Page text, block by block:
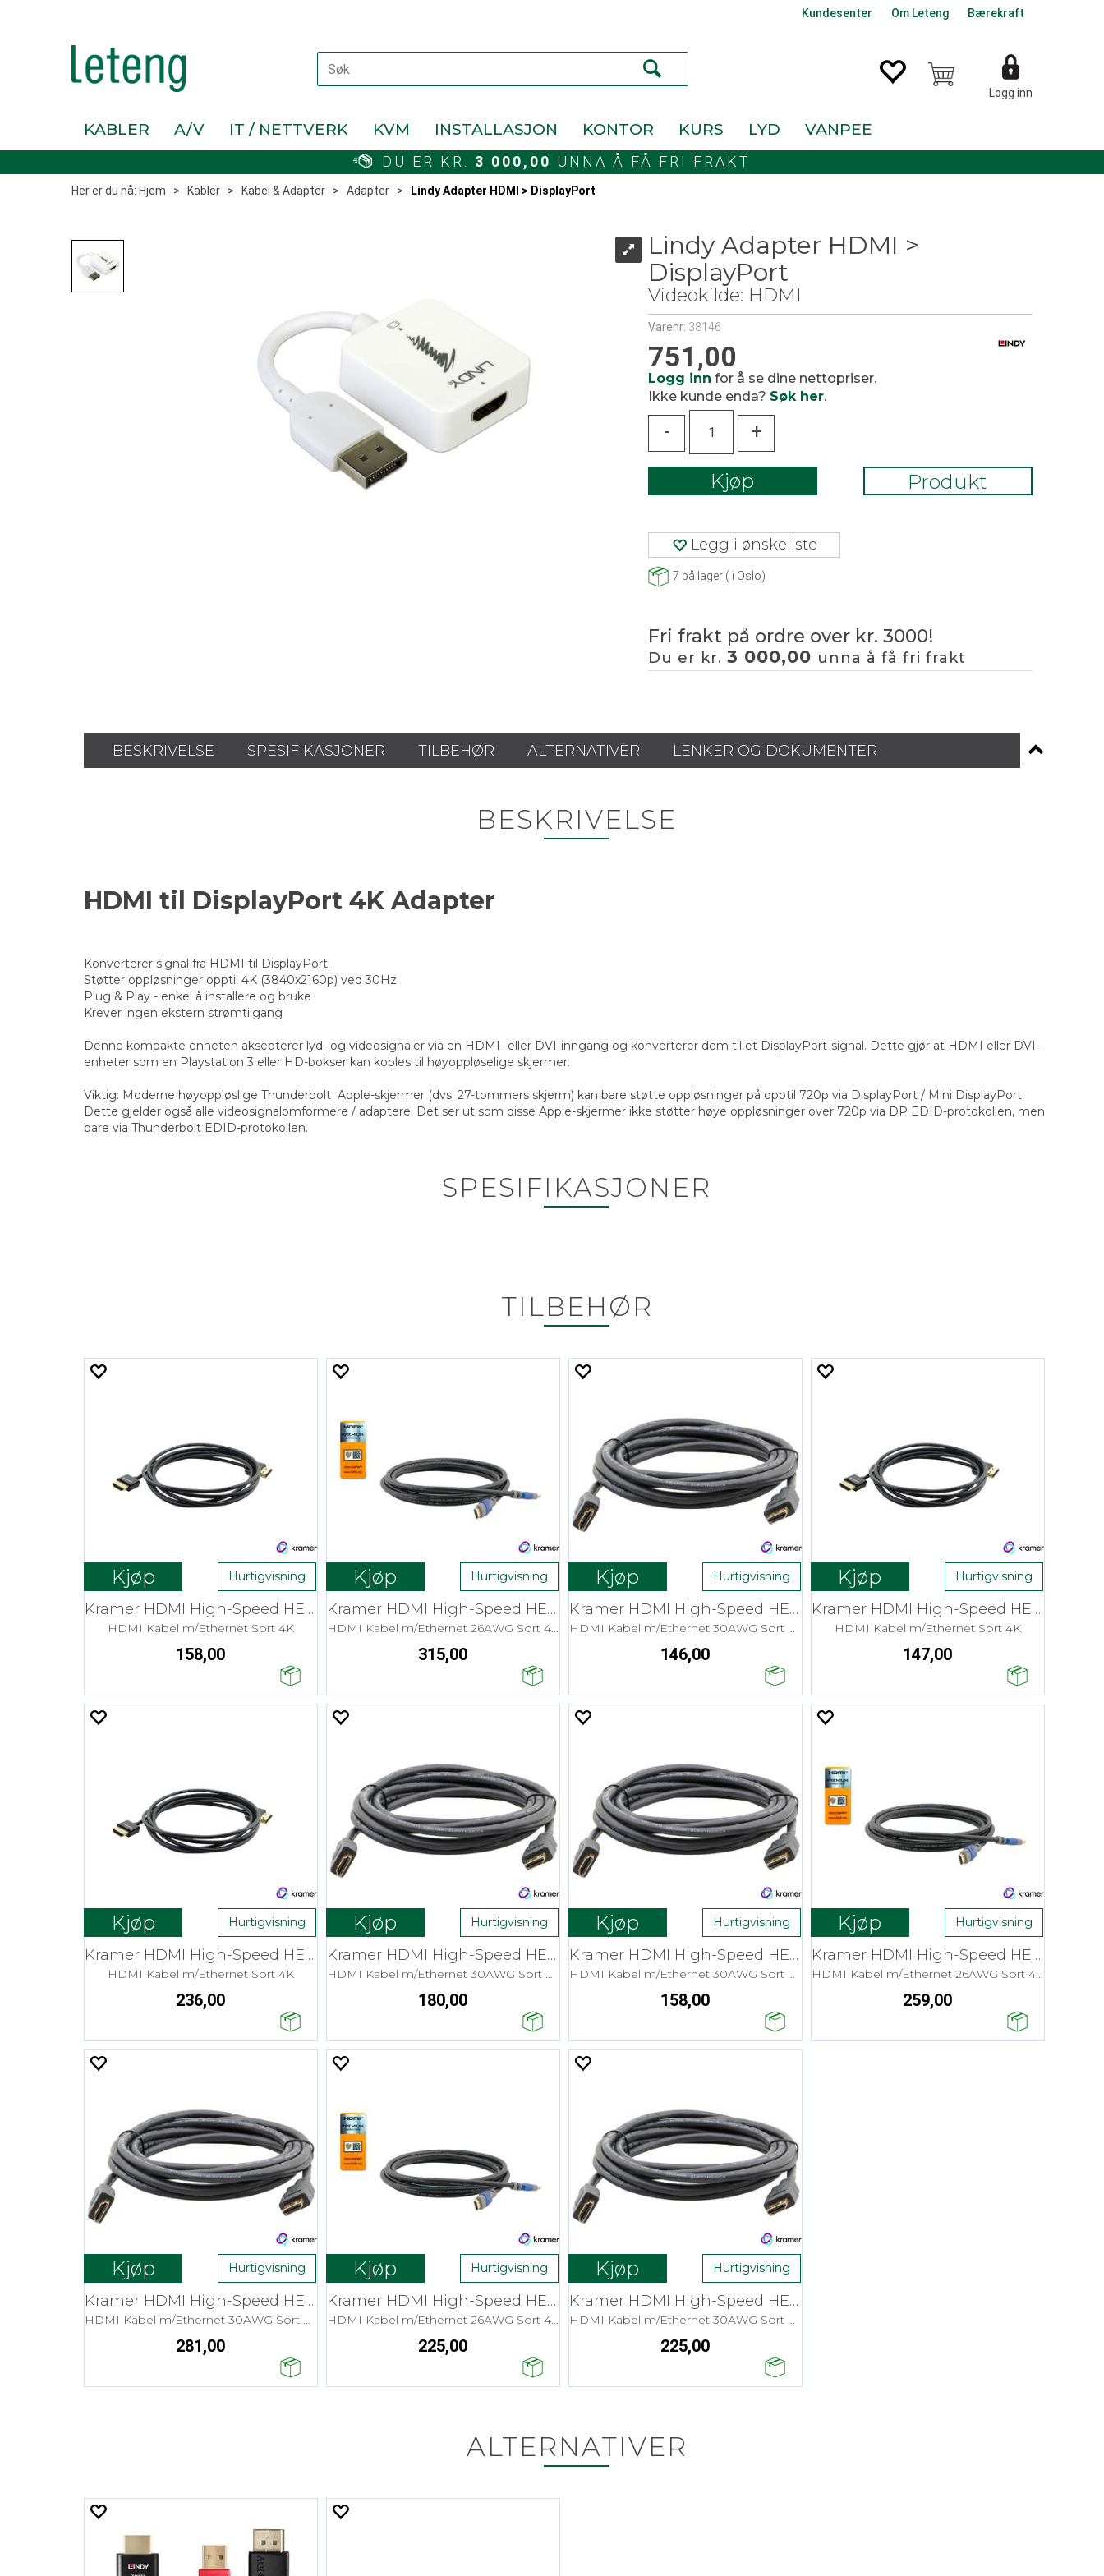
Kundesenter Om Leteng Bærekraft
Logg inn
KABLER A/V IT / NETTVERK KVM INSTALLASJON KONTOR KURS LYD VANPEE
DU ER KR. 3 000,00 UNNA Å FÅ FRI FRAKT
Her er du nå: Hjem > Kabler > Kabel & Adapter > Adapter > Lindy Adapter HDMI > DisplayPort
Lindy Adapter HDMI >
DisplayPort
Videokilde: HDMI
Varenr: 38146
751,00
Logg inn for å se dine nettopriser.
Ikke kunde enda? Søk her.
- +
Kjøp Produkt
Legg i ønskeliste
7 på lager ( i Oslo)
Fri frakt på ordre over kr. 3000!
Du er kr. 3 000,00 unna å få fri frakt
BESKRIVELSE SPESIFIKASJONER TILBEHØR ALTERNATIVER LENKER OG DOKUMENTER
BESKRIVELSE
HDMI til DisplayPort 4K Adapter
Konverterer signal fra HDMI til DisplayPort.
Støtter oppløsninger opptil 4K (3840x2160p) ved 30Hz
Plug & Play - enkel å installere og bruke
Krever ingen ekstern strømtilgang
Denne kompakte enheten aksepterer lyd- og videosignaler via en HDMI- eller DVI-inngang og konverterer dem til et DisplayPort-signal. Dette gjør at HDMI eller DVI-
enheter som en Playstation 3 eller HD-bokser kan kobles til høyoppløselige skjermer.
Viktig: Moderne høyoppløslige Thunderbolt Apple-skjermer (dvs. 27-tommers skjerm) kan bare støtte oppløsninger på opptil 720p via DisplayPort / Mini DisplayPort.
Dette gjelder også alle videosignalomformere / adaptere. Det ser ut som disse Apple-skjermer ikke støtter høye oppløsninger over 720p via DP EDID-protokollen, men
bare via Thunderbolt EDID-protokollen.
SPESIFIKASJONER
TILBEHØR
Kjøp Hurtigvisning
Kramer HDMI High-Speed HEC - 0,9 m Pico
HDMI Kabel m/Ethernet Sort 4K
158,00
Kjøp Hurtigvisning
Kramer HDMI High-Speed HEC - 3,0 m
HDMI Kabel m/Ethernet 26AWG Sort 4K
315,00
Kjøp Hurtigvisning
Kramer HDMI High-Speed HEC - 0,3 m Flex
HDMI Kabel m/Ethernet 30AWG Sort 4K
146,00
Kjøp Hurtigvisning
Kramer HDMI High-Speed HEC - 1,8 m Pico
HDMI Kabel m/Ethernet Sort 4K
147,00
Kjøp Hurtigvisning
Kramer HDMI High-Speed HEC - 3,0 m Pico
HDMI Kabel m/Ethernet Sort 4K
236,00
Kjøp Hurtigvisning
Kramer HDMI High-Speed HEC - 0,9 m Flex
HDMI Kabel m/Ethernet 30AWG Sort 4K
180,00
Kjøp Hurtigvisning
Kramer HDMI High-Speed HEC - 0,6 m Flex
HDMI Kabel m/Ethernet 30AWG Sort 4K
158,00
Kjøp Hurtigvisning
Kramer HDMI High-Speed HEC - 1,8 m
HDMI Kabel m/Ethernet 26AWG Sort 4K
259,00
Kjøp Hurtigvisning
Kramer HDMI High-Speed HEC - 3,0 m Flex
HDMI Kabel m/Ethernet 30AWG Sort 4K
281,00
Kjøp Hurtigvisning
Kramer HDMI High-Speed HEC - 0,9 m
HDMI Kabel m/Ethernet 26AWG Sort 4K
225,00
Kjøp Hurtigvisning
Kramer HDMI High-Speed HEC - 1,8 m Flex
HDMI Kabel m/Ethernet 30AWG Sort 4K
225,00
ALTERNATIVER